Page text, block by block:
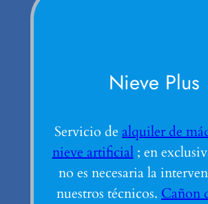
Nieve Plus
Servicio de alquiler de
nieve artificial; en
no es necesaria la
nuestros técnicos. Cañon